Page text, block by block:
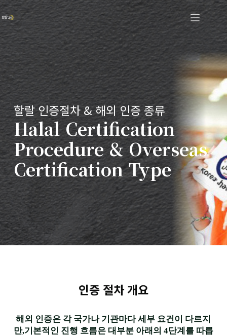
할랄 인증절차 & 해외 인증 종류
Halal Certification
Procedure & Overseas
Certification Type
인증 절차 개요
해외 인증은 각 국가나 기관마다 세부 요건이 다르지
만,기본적인 진행 흐름은 대부분 아래의 4단계를 따릅